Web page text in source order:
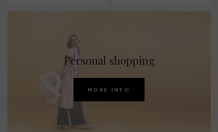
Personal shopping
MORE INFO